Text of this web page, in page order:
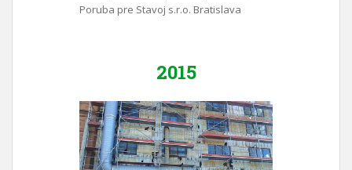
Poruba pre Stavoj s.r.o. Bratislava
2015